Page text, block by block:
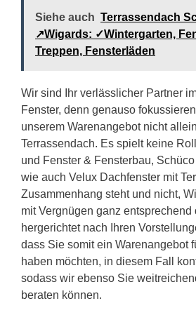
Siehe auch Terrassendach
↗️Wigards: ✓Wintergarten,
Treppen, Fensterläden
Wir sind Ihr verlässlicher Partner
Fenster, denn genauso
unserem Warenangebot nicht
Terrassendach. Es spielt keine
und Fenster & Fensterbau,
wie auch Velux Dachfenster mit
Zusammenhang steht und nicht,
mit Vergnügen ganz entsprechend
hergerichtet nach Ihren
dass Sie somit ein Warenangebot
haben möchten, in diesem Fall
sodass wir ebenso Sie
beraten können.